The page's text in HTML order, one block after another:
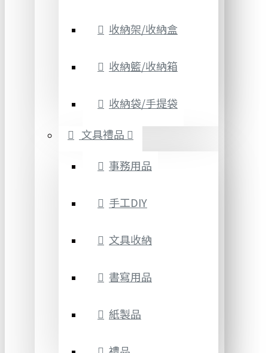
收納架/收納盒
收納籃/收納箱
收納袋/手提袋
文具禮品
事務用品
手工DIY
文具收納
書寫用品
紙製品